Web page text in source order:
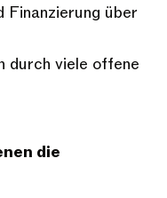
Finanzierung über
durch viele offene
die